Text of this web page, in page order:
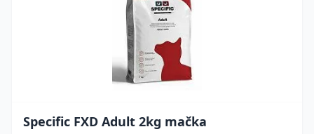
Specific FXD Adult 2kg mačka